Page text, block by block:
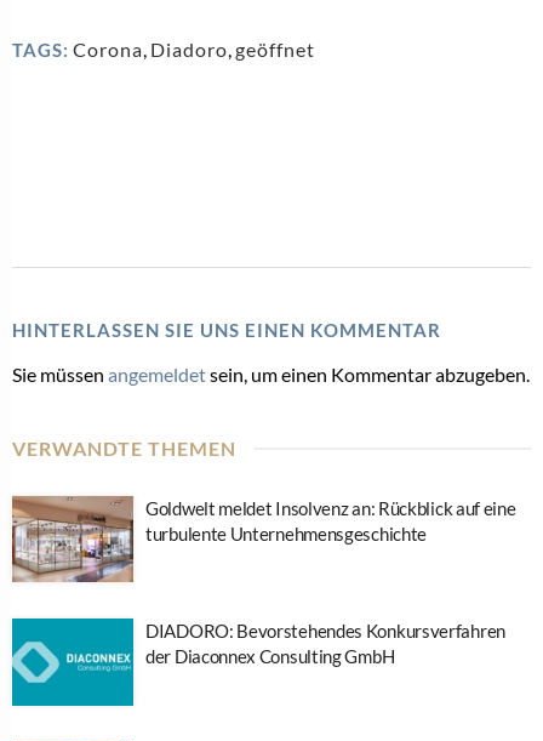
TAGS: Corona, Diadoro,geöffnet
HINTERLASSEN SIE UNS EINEN KOMMENTAR
Sie müssen angemeldetsein, um einen Kommentar abzugeben.
VERWANDTE THEMEN
Goldwelt meldet Insolvenz an: Rückblick auf eine
turbulente Unternehmensgeschichte
DIADORO: Bevorstehendes Konkursverfahren
der Diaconnex Consulting GmbH